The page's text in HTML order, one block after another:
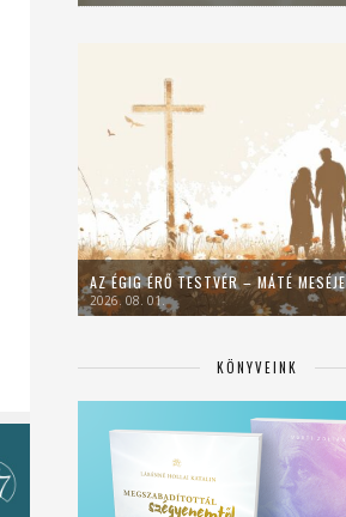
AZ ÉGIG ÉRŐ TESTVÉR – MÁTÉ MESÉJE
2026. 08. 01.
KÖNYVEINK